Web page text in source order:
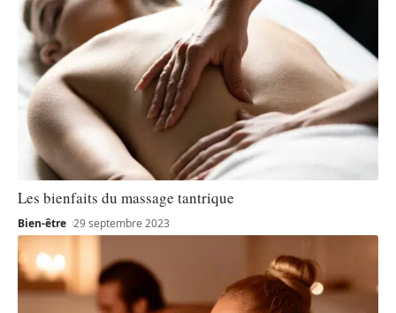
Les bienfaits du massage tantrique
Bien-être 29 septembre 2023